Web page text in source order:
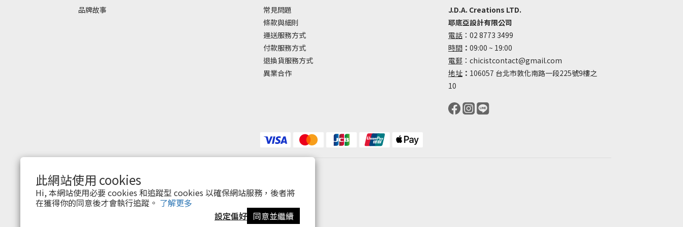
此網站使用 cookies
Hi, 本網站使用必要 cookies 和追蹤型 cookies 以確保網站服務，後者將
在獲得你的同意後才會執行追蹤。 了解更多
設定偏好 同意並繼續
品牌故事
常見問題
條款與細則
運送服務方式
付款服務方式
退換貨服務方式
異業合作
J.D.A. Creations LTD.
耶底亞設計有限公司
電話 ：02 8773 3499
時間 ： 09:00 ~ 19:00
電郵 ：chicistcontact@gmail.com
地址 ： 106057 台北市敦化南路一段225號9樓之
10
$TWD 繁體中文